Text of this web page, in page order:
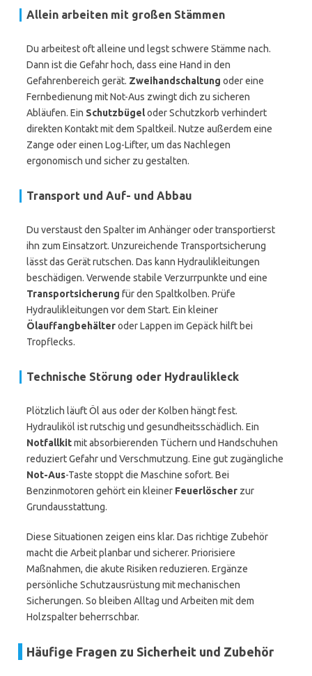
Allein arbeiten mit großen Stämmen
Du arbeitest oft alleine und legst schwere Stämme nach.
Dann ist die Gefahr hoch, dass eine Hand in den
Gefahrenbereich gerät. Zweihandschaltung oder eine
Fernbedienung mit Not-Aus zwingt dich zu sicheren
Abläufen. Ein Schutzbügeloder Schutzkorb verhindert
direkten Kontakt mit dem Spaltkeil. Nutze außerdem eine
Zange oder einen Log-Lifter, um das Nachlegen
ergonomisch und sicher zu gestalten.
Transport und Auf- und Abbau
Du verstaust den Spalter im Anhänger oder transportierst
ihn zum Einsatzort. Unzureichende Transportsicherung
lässt das Gerät rutschen. Das kann Hydraulikleitungen
beschädigen. Verwende stabile Verzurrpunkte und eine
Transportsicherung für den Spaltkolben. Prüfe
Hydraulikleitungen vor dem Start. Ein kleiner
Ölauffangbehälteroder Lappen im Gepäck hilft bei
Tropflecks.
Technische Störung oder Hydraulikleck
Plötzlich läuft Öl aus oder der Kolben hängt fest.
Hydrauliköl ist rutschig und gesundheitsschädlich. Ein
Notfallkitmit absorbierenden Tüchern und Handschuhen
reduziert Gefahr und Verschmutzung. Eine gut zugängliche
Not-Aus-Taste stoppt die Maschine sofort. Bei
Benzinmotoren gehört ein kleiner Feuerlöscher zur
Grundausstattung.
Diese Situationen zeigen eins klar. Das richtige Zubehör
macht die Arbeit planbar und sicherer. Priorisiere
Maßnahmen, die akute Risiken reduzieren. Ergänze
persönliche Schutzausrüstung mit mechanischen
Sicherungen. So bleiben Alltag und Arbeiten mit dem
Holzspalter beherrschbar.
Häufige Fragen zu Sicherheit und Zubehör